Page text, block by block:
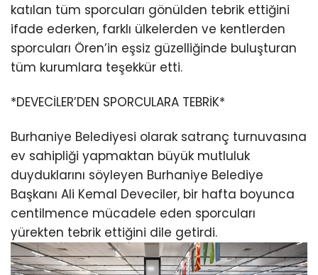
katılan tüm sporcuları gönülden tebrik ettiğini
ifade ederken, farklı ülkelerden ve kentlerden
sporcuları Ören’in eşsiz güzelliğinde buluşturan
tüm kurumlara teşekkür etti.
*DEVECİLER’DEN SPORCULARA TEBRİK*
Burhaniye Belediyesi olarak satranç turnuvasına
ev sahipliği yapmaktan büyük mutluluk
duyduklarını söyleyen Burhaniye Belediye
Başkanı Ali Kemal Deveciler, bir hafta boyunca
centilmence mücadele eden sporcuları
yürekten tebrik ettiğini dile getirdi.